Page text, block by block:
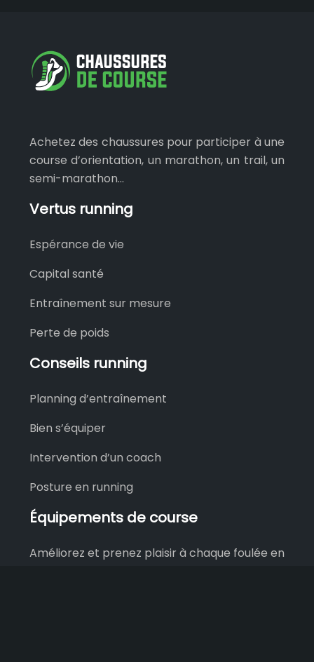
Achetez des chaussures pour participer à une
course d’orientation, un marathon, un trail, un
semi-marathon…
Vertus running
Espérance de vie
Capital santé
Entraînement sur mesure
Perte de poids
Conseils running
Planning d’entraînement
Bien s’équiper
Intervention d’un coach
Posture en running
Équipements de course
Améliorez et prenez plaisir à chaque foulée en